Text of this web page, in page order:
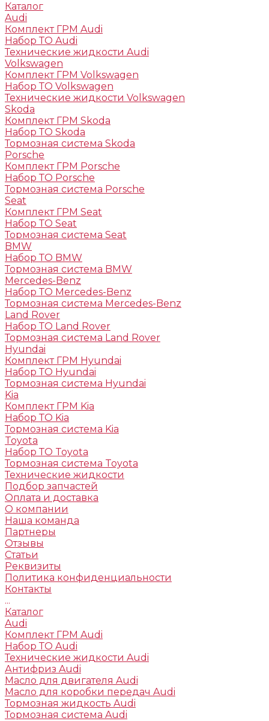
Каталог
Audi
Комплект ГРМ Audi
Набор ТО Audi
Технические жидкости Audi
Volkswagen
Комплект ГРМ Volkswagen
Набор ТО Volkswagen
Технические жидкости Volkswagen
Skoda
Комплект ГРМ Skoda
Набор ТО Skoda
Тормозная система Skoda
Porsche
Комплект ГРМ Porsche
Набор ТО Porsche
Тормозная система Porsche
Seat
Комплект ГРМ Seat
Набор ТО Seat
Тормозная система Seat
BMW
Набор ТО BMW
Тормозная система BMW
Mercedes-Benz
Набор ТО Mercedes-Benz
Тормозная система Mercedes-Benz
Land Rover
Набор ТО Land Rover
Тормозная система Land Rover
Hyundai
Комплект ГРМ Hyundai
Набор ТО Hyundai
Тормозная система Hyundai
Kia
Комплект ГРМ Kia
Набор ТО Kia
Тормозная система Kia
Toyota
Набор ТО Toyota
Тормозная система Toyota
Технические жидкости
Подбор запчастей
Оплата и доставка
О компании
Наша команда
Партнеры
Отзывы
Статьи
Реквизиты
Политика конфиденциальности
Контакты
...
Каталог
Audi
Комплект ГРМ Audi
Набор ТО Audi
Технические жидкости Audi
Антифриз Audi
Масло для двигателя Audi
Масло для коробки передач Audi
Тормозная жидкость Audi
Тормозная система Audi